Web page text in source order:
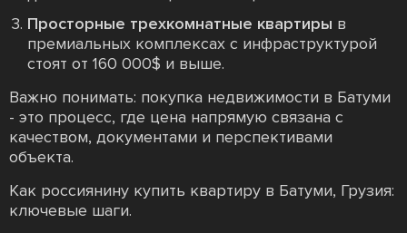
Просторные трехкомнатные квартиры в
премиальных комплексах с инфраструктурой
стоят от 160 000$ и выше.
Важно понимать: покупка недвижимости в Батуми
- это процесс, где цена напрямую связана с
качеством, документами и перспективами
объекта.
Как россиянину купить квартиру в Батуми, Грузия:
ключевые шаги.